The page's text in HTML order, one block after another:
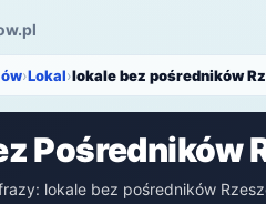
›Lokal›lokale bez pośredników
Pośredników
lokale bez pośredników